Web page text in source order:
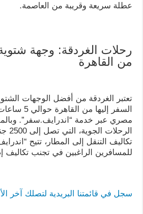
عطلة سريعة وقريبة من العاصمة.
رحلات الغردقة: وجهة
من القاهرة
تعتبر الغردقة من أفضل الوجهات
مصري عبر خدمة “اندرايف.سفر”.
تكاليف التنقل إلى المطار، تتيح
للمسافرين الراغبين في تجنب تكاليف
سجل في قائمتنا البريدية لتصلك آخر